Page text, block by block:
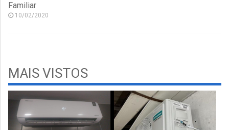
Familiar
10/02/2020
MAIS VISTOS